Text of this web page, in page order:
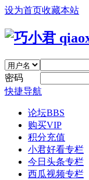
设为首页收藏本站
密码
快捷导航
论坛BBS
购买VIP
积分充值
小君好看专栏
今日头条专栏
西瓜视频专栏